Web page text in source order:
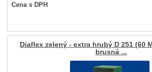
Cena s DPH
Diaflex zelený - extra hrubý D 251 (60
brusná ...